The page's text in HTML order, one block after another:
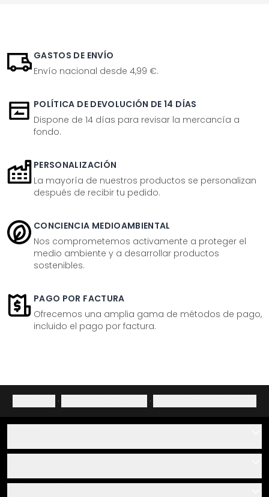
GASTOS DE ENVÍO
Envío nacional desde 4,99 €.
POLÍTICA DE DEVOLUCIÓN DE 14 DÍAS
Dispone de 14 días para revisar la mercancía a
fondo.
PERSONALIZACIÓN
La mayoría de nuestros productos se personalizan
después de recibir tu pedido.
CONCIENCIA MEDIOAMBIENTAL
Nos comprometemos activamente a proteger el
medio ambiente y a desarrollar productos
sostenibles.
PAGO POR FACTURA
Ofrecemos una amplia gama de métodos de pago,
incluido el pago por factura.
· ·
Sobre nosotros